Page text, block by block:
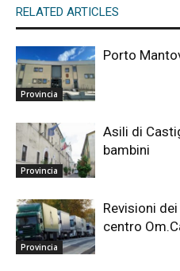
RELATED ARTICLES
Provincia
Porto
Provincia
Asili di
bambini
Provincia
Revisioni
centro